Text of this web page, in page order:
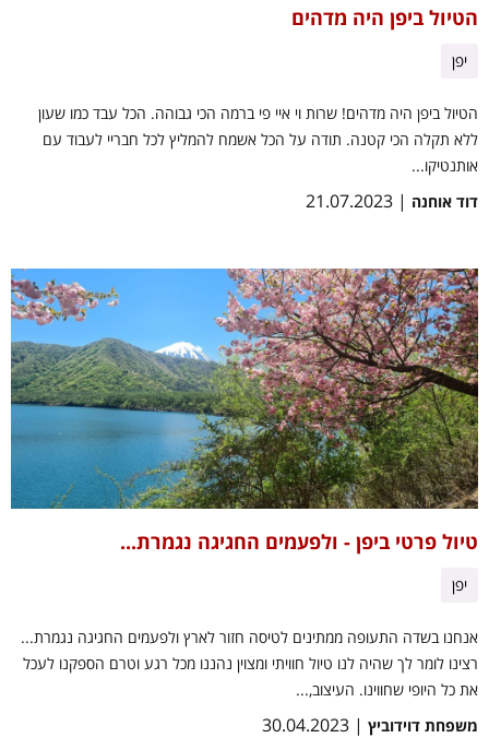
הטיול ביפן היה מדהים
יפן
הטיול ביפן היה מדהים! שרות וי איי פי ברמה הכי גבוהה. הכל עבד כמו שעון
ללא תקלה הכי קטנה. תודה על הכל אשמח להמליץ לכל חבריי לעבוד עם
אותנטיקו...
דוד אוחנה | 21.07.2023
טיול פרטי ביפן - ולפעמים החגיגה נגמרת...
יפן
אנחנו בשדה התעופה ממתינים לטיסה חזור לארץ ולפעמים החגיגה נגמרת...
רצינו לומר לך שהיה לנו טיול חוויתי ומצוין נהננו מכל רגע וטרם הספקנו לעכל
את כל היופי שחווינו. העיצוב,...
משפחת דוידוביץ | 30.04.2023